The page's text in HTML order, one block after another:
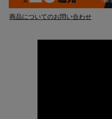
商品についてのお問い合わせ